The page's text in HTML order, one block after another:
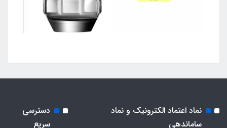
نماد اعتماد الکترونیک و نماد
ساماندهی
دسترسی
سریع